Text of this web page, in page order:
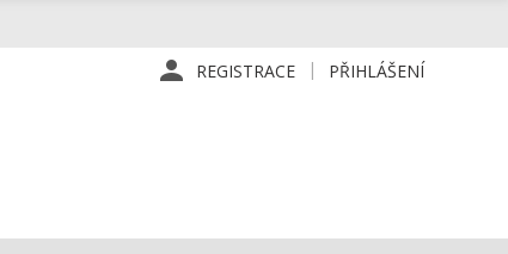
REGISTRACE PŘIHLÁŠENÍ